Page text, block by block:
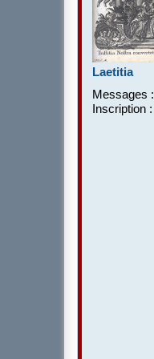
Laetitia
Messages :
Inscription :